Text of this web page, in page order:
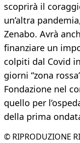
scoprirà il
un’altra
Zenabo. Avrà
finanziare un
colpiti dal Covid
giorni “zona
Fondazione nel
quello per
della prima
© RIPRODUZIONE